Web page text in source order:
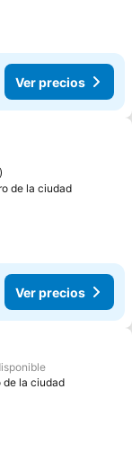
Ver precios
de la ciudad
Ver precios
de la ciudad